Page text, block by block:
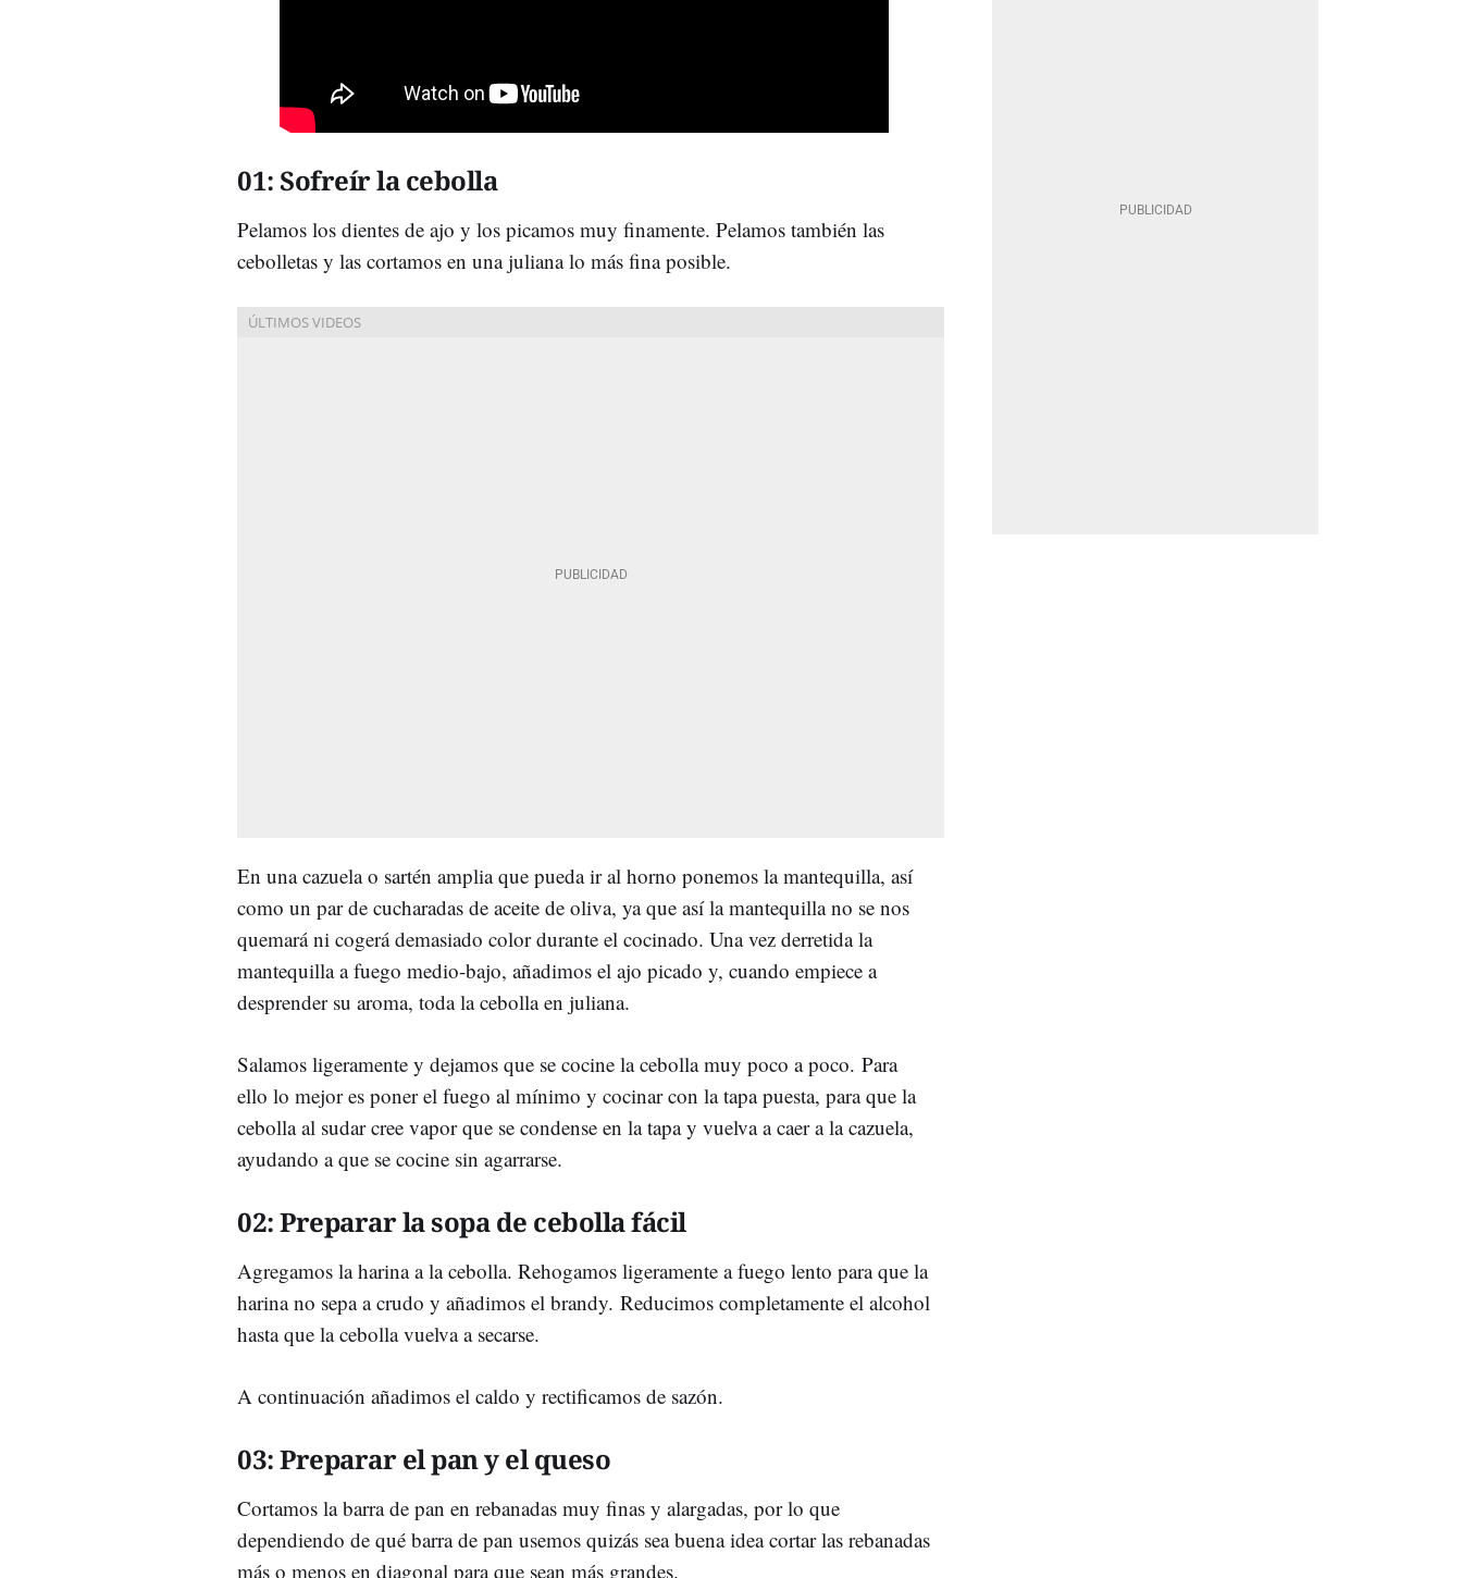
01: Sofreír la cebolla
Pelamos los dientes de ajo y los picamos muy finamente. Pelamos también las
cebolletas y las cortamos en una juliana lo más fina posible.
En una cazuela o sartén amplia que pueda ir al horno ponemos la mantequilla, así
como un par de cucharadas de aceite de oliva, ya que así la mantequilla no se nos
quemará ni cogerá demasiado color durante el cocinado. Una vez derretida la
mantequilla a fuego medio-bajo, añadimos el ajo picado y, cuando empiece a
desprender su aroma, toda la cebolla en juliana.
Salamos ligeramente y dejamos que se cocine la cebolla muy poco a poco. Para
ello lo mejor es poner el fuego al mínimo y cocinar con la tapa puesta, para que la
cebolla al sudar cree vapor que se condense en la tapa y vuelva a caer a la cazuela,
ayudando a que se cocine sin agarrarse.
02: Preparar la sopa de cebolla fácil
Agregamos la harina a la cebolla. Rehogamos ligeramente a fuego lento para que la
harina no sepa a crudo y añadimos el brandy. Reducimos completamente el alcohol
hasta que la cebolla vuelva a secarse.
A continuación añadimos el caldo y rectificamos de sazón.
03: Preparar el pan y el queso
Cortamos la barra de pan en rebanadas muy finas y alargadas, por lo que
dependiendo de qué barra de pan usemos quizás sea buena idea cortar las rebanadas
más o menos en diagonal para que sean más grandes.